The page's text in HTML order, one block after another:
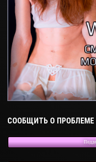
СООБЩИТЬ О ПРОБЛЕМЕ